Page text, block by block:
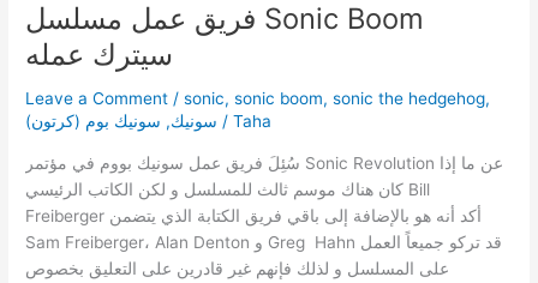
فريق عمل مسلسل Sonic Boom
سيترك عمله
Leave a Comment /sonic,sonic boom,sonic the hedgehog,
سونيك, سونيك بوم (كرتون) /Taha
سُئِلَ فريق عمل سونيك بووم في مؤتمر Sonic Revolution عن ما إذا
كان هناك موسم ثالث للمسلسل و لكن الكاتب الرئيسي Bill
Freiberger أكد أنه هو بالإضافة إلى باقي فريق الكتابة الذي يتضمن
Sam Freiberger، Alan Denton و Greg Hahn قد تركو جميعاً العمل
على المسلسل و لذلك فإنهم غير قادرين على التعليق بخصوص